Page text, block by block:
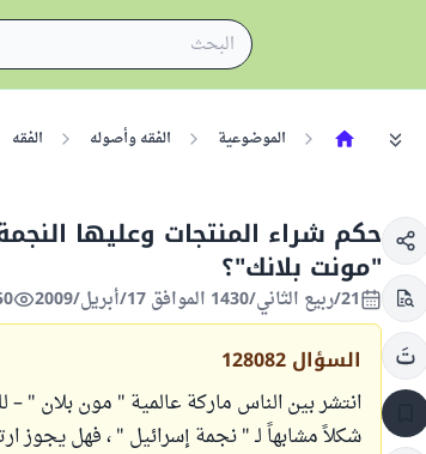
الموضوعية الفقه وأصوله الفقه
حكم شراء المنتجات وعليها
"مونت بلانك"؟
21/ربيع الثاني/1430 الموافق 17/أبريل/2009
السؤال 128082
انتشر بين الناس ماركة عالمية " مون بلان "
شكلاً مشابهاً لـ " نجمة إسرائيل " ، فهل يجوز